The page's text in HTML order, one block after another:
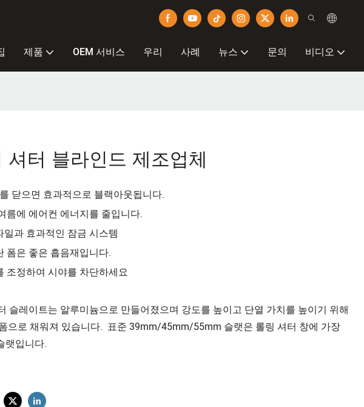
제품 OEM 서비스 우리 사례 뉴스 문의 비디오
셔터 블라인드 제조업체
닫으면 효과적으로 블랙아웃됩니다.
름에 에어컨 에너지를 줄입니다.
과 효과적인 잠금 시스템
폼은 좋은 흡음재입니다.
조정하여 시야를 차단하세요
슬레이트는 알루미늄으로 만들어졌으며 강도를 높이고 단열 가치를 높이기 위해
으로 채워져 있습니다. 표준 39mm/45mm/55mm 슬랫은 롤링 셔터 창에 가장
랫입니다.